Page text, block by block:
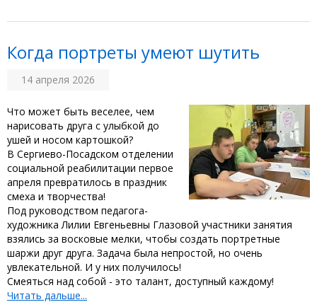
Когда портреты умеют шутить
14 апреля 2026
‎Что может быть веселее, чем
нарисовать друга с улыбкой до
ушей и носом картошкой? ‎
‎В Сергиево-Посадском отделении
социальной реабилитации первое
апреля превратилось в праздник
смеха и творчества! ‎
‎Под руководством педагога-
художника Лилии Евгеньевны Глазовой участники занятия
взялись за восковые мелки, чтобы создать портретные
шаржи друг друга. Задача была непростой, но очень
увлекательной. И у них получилось!
Смеяться над собой - это талант, доступный каждому!
Читать дальше...